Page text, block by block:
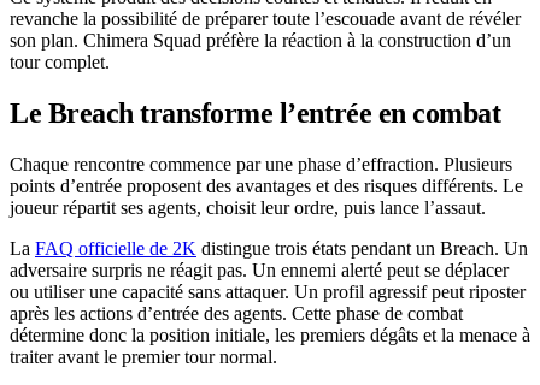
revanche la possibilité de préparer toute l’escouade avant de révéler
son plan. Chimera Squad préfère la réaction à la construction d’un
tour complet.
Le Breach transforme l’entrée en combat
Chaque rencontre commence par une phase d’effraction. Plusieurs
points d’entrée proposent des avantages et des risques différents. Le
joueur répartit ses agents, choisit leur ordre, puis lance l’assaut.
La FAQ officielle de 2K distingue trois états pendant un Breach. Un
adversaire surpris ne réagit pas. Un ennemi alerté peut se déplacer
ou utiliser une capacité sans attaquer. Un profil agressif peut riposter
après les actions d’entrée des agents. Cette phase de combat
détermine donc la position initiale, les premiers dégâts et la menace à
traiter avant le premier tour normal.